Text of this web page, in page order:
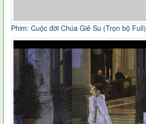
Phim: Cuộc đời Chúa Giê Su (Trọn bộ Full)